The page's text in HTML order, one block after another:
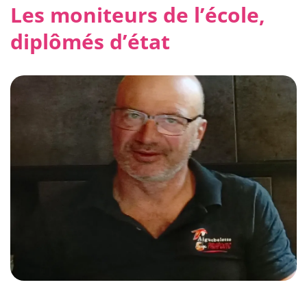
Les moniteurs de l’école,
diplômés d’état